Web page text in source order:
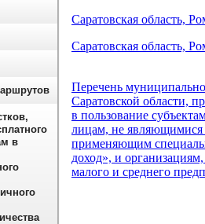
Саратовская область,
Саратовская область,
Перечень
Саратовской области,
в пользование
лицам, не
применяющим
доход», и
малого и среднего
в